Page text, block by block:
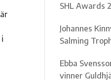
SHL Awards
Johannes
Salming
Ebba
vinner